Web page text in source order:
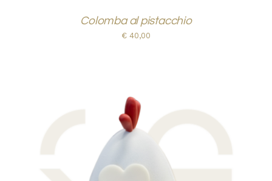
Colomba al pistacchio
€ 40,00